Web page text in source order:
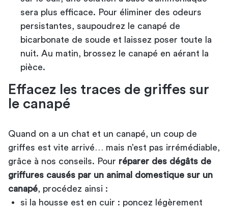
sera plus efficace. Pour éliminer des odeurs
persistantes, saupoudrez le canapé de
bicarbonate de soude et laissez poser toute la
nuit. Au matin, brossez le canapé en aérant la
pièce.
Effacez les traces de griffes sur
le canapé
Quand on a un chat et un canapé, un coup de
griffes est vite arrivé… mais n’est pas irrémédiable,
grâce à nos conseils. Pour réparer des dégâts de
griffures causés par un animal domestique sur un
canapé , procédez ainsi :
si la housse est en cuir : poncez légèrement